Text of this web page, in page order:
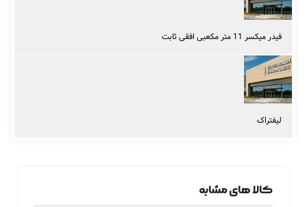
فیدر میکسر 11 متر مکعبی افقی ثابت
لیفتراک
کالا های مشابه